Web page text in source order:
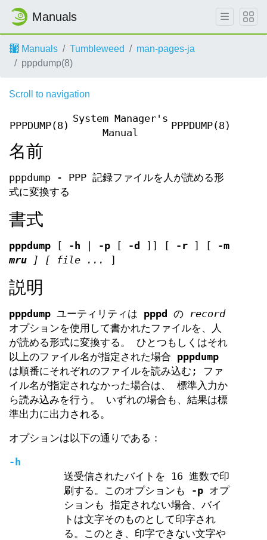
Manuals
Manuals Tumbleweed
man-pages-ja
pppdump(8)
Scroll to navigation
PPPDUMP(8)
System Manager's
Manual
PPPDUMP(8)
名前
pppdump - PPP 記録ファイルを人が読める形
式に変換する
書式
pppdump [ -h -p [ -d ]] [ -r ] [
-m
mru
] [ file ... ]
説明
pppdump ユーティリティは pppd の record
オプションを使用して書かれたファイルを、人
が読める形式に変換する。 ひとつもしくはそれ
以上のファイル名が指定された場合 pppdump
は順番にそれぞれのファイルを読み込む; ファ
イル名が指定されなかった場合は、 標準入力か
ら読み込みを行う。 いずれの場合も、結果は標
準出力に出力される。
オプションは以下の通りである：
-h
送受信されたバイトを 16 進数で印
刷する。このオプションも
-pオプ
ションも 指定されない場合、バイ
トは文字そのものとして印字され
る。このとき、印字できない文字や